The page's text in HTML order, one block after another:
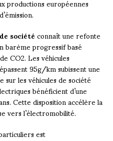
sociétéconnaît une refonte
barème progressif basé
CO2. Les véhicules
95g/km subissent une
les véhicules de société
bénéficient d’une
Cette disposition accélère la
vers l’électromobilité.
est